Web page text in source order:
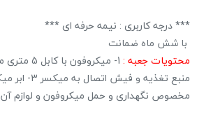
*** درجه کاربری : نیمه حرفه ای ***
با شش ماه ضمانت
محتویات جعبه :
مخصوص نگهداری و حمل میکروفون و لوازم آن